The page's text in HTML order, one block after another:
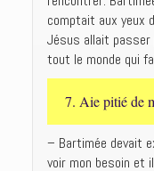
comptait aux yeux
Jésus allait passer
tout le monde qui
7. Aie pitié de
– Bartimée devait
voir mon besoin et